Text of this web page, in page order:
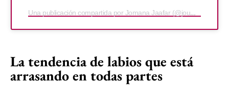
Una publicación compartida por Jomana Jaafar (@joumana_jfr)
La tendencia de labios que está
arrasando en todas partes